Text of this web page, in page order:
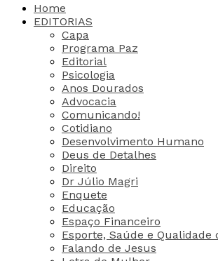
Home
EDITORIAS
Capa
Programa Paz
Editorial
Psicologia
Anos Dourados
Advocacia
Comunicando!
Cotidiano
Desenvolvimento Humano
Deus de Detalhes
Direito
Dr Júlio Magri
Enquete
Educação
Espaço Financeiro
Esporte, Saúde e Qualidade
Falando de Jesus